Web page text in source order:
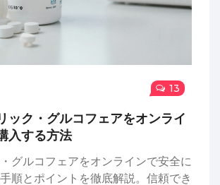
13
ック・グルコフェアをオンライ
入する方法
グルコフェアをオンラインで安全に
順とポイントを徹底解説。信頼でき